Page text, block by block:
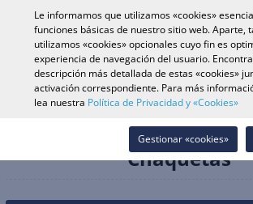
Búsqueda de vehículo
Buscar en tienda
Categorías
Cascos &
Equipamiento para Moto de Nieve
Chaquetas
Le informamos que utilizamos «cookies»
funciones básicas de nuestro sitio web. Aparte,
utilizamos «cookies» opcionales cuyo fin es
experiencia de navegación del usuario.
descripción más detallada de estas «cookies»
activación correspondiente. Para más
lea nuestra Política de Privacidad y «Cookies»
Gestionar «cookies»